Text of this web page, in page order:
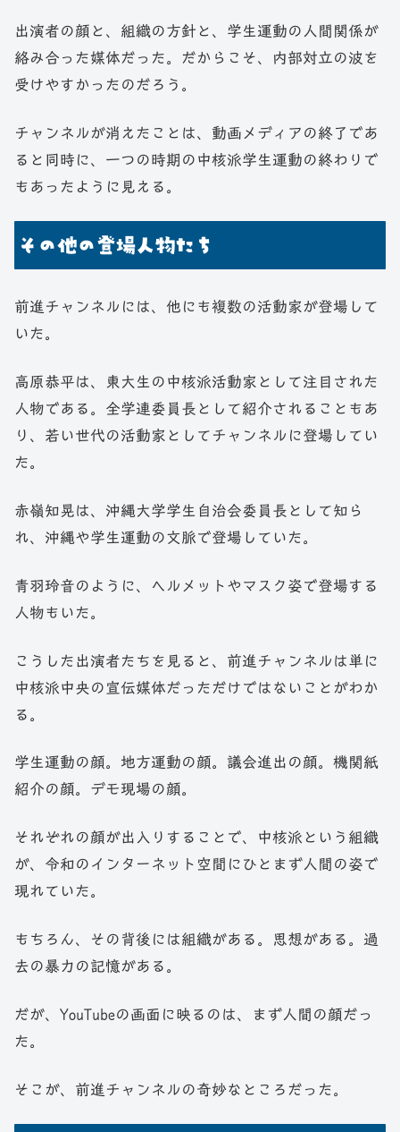
出演者の顔と、組織の方針と、学生運動の人間関係が
絡み合った媒体だった。だからこそ、内部対立の波を
受けやすかったのだろう。
チャンネルが消えたことは、動画メディアの終了であ
ると同時に、一つの時期の中核派学生運動の終わりで
もあったように見える。
その他の登場人物たち
前進チャンネルには、他にも複数の活動家が登場して
いた。
高原恭平は、東大生の中核派活動家として注目された
人物である。全学連委員長として紹介されることもあ
り、若い世代の活動家としてチャンネルに登場してい
た。
赤嶺知晃は、沖縄大学学生自治会委員長として知ら
れ、沖縄や学生運動の文脈で登場していた。
青羽玲音のように、ヘルメットやマスク姿で登場する
人物もいた。
こうした出演者たちを見ると、前進チャンネルは単に
中核派中央の宣伝媒体だっただけではないことがわか
る。
学生運動の顔。地方運動の顔。議会進出の顔。機関紙
紹介の顔。デモ現場の顔。
それぞれの顔が出入りすることで、中核派という組織
が、令和のインターネット空間にひとまず人間の姿で
現れていた。
もちろん、その背後には組織がある。思想がある。過
去の暴力の記憶がある。
だが、YouTubeの画面に映るのは、まず人間の顔だっ
た。
そこが、前進チャンネルの奇妙なところだった。